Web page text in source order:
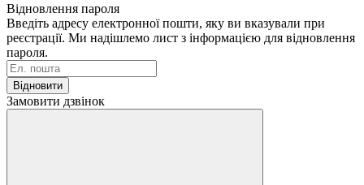
Відновлення пароля
Введіть адресу електронної пошти, яку ви вказували при
реєстрації. Ми надішлемо лист з інформацією для відновлення
пароля.
Відновити
Замовити дзвінок